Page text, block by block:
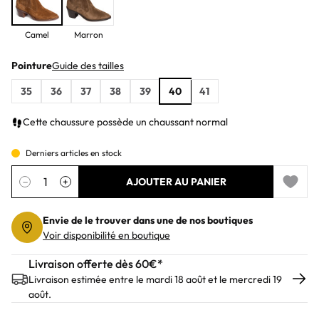
Camel Marron
PointureGuide des tailles
35
36 37 38 39 40 41
Cette chaussure possède un chaussant normal
Derniers articles en stock
Quantité
− + AJOUTER AU PANIER
Add to
Envie de le trouver dans une de nos boutiques
Voir disponibilité en boutique
Livraison offerte dès 60€*
Livraison estimée entre le mardi 18 août et le mercredi 19
août.